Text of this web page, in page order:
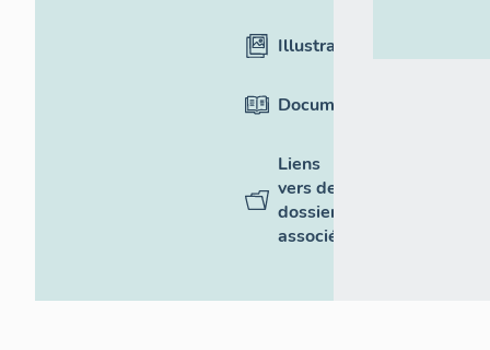
Illustrations
Documentation
Liens
vers des
dossiers
associés